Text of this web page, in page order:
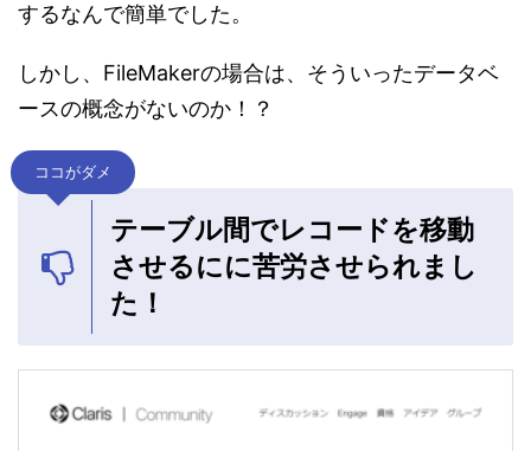
するなんで簡単でした。
しかし、FileMakerの場合は、そういったデータベ
ースの概念がないのか！？
ココがダメ
テーブル間でレコードを移動
させるにに苦労させられまし
た！